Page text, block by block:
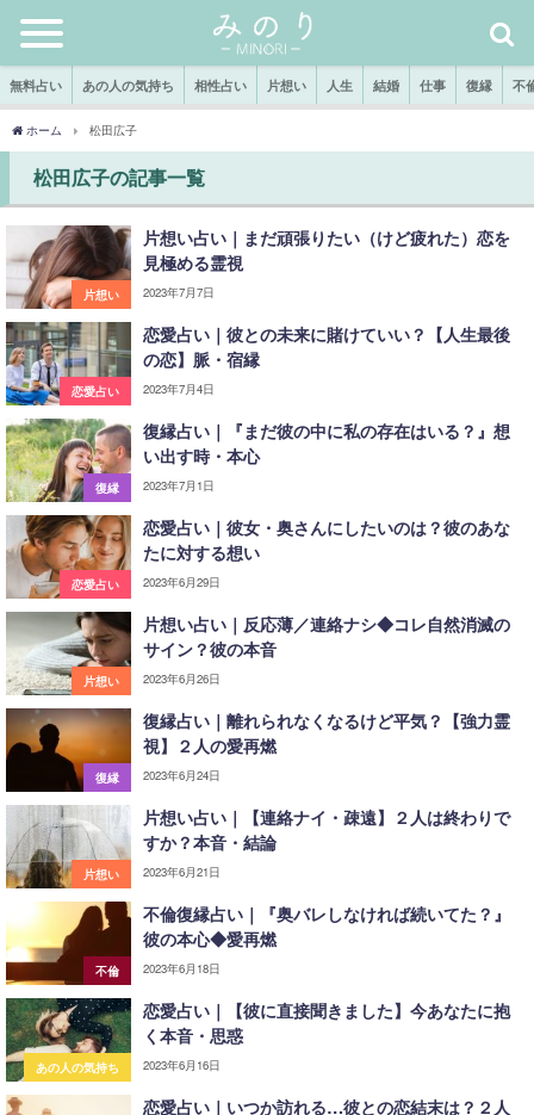
無料占い あの人の気持ち 相性占い 片想い 人生 結婚 仕事 復縁 不
ホーム 松田広子
松田広子の記事一覧
片想い
片想い占い｜まだ頑張りたい（けど疲れた）恋を
見極める霊視
2023年7月7日
恋愛占い
恋愛占い｜彼との未来に賭けていい？【人生最後
の恋】脈・宿縁
2023年7月4日
復縁
復縁占い｜『まだ彼の中に私の存在はいる？』想
い出す時・本心
2023年7月1日
恋愛占い
恋愛占い｜彼女・奥さんにしたいのは？彼のあな
たに対する想い
2023年6月29日
片想い
片想い占い｜反応薄／連絡ナシ◆コレ自然消滅の
サイン？彼の本音
2023年6月26日
復縁
復縁占い｜離れられなくなるけど平気？【強力霊
視】２人の愛再燃
2023年6月24日
片想い
片想い占い｜【連絡ナイ・疎遠】２人は終わりで
すか？本音・結論
2023年6月21日
不倫
不倫復縁占い｜『奥バレしなければ続いてた？』
彼の本心◆愛再燃
2023年6月18日
あの人の気持ち
恋愛占い｜【彼に直接聞きました】今あなたに抱
く本音・思惑
2023年6月16日
恋愛占い｜いつか訪れる…彼との恋結末は？２人